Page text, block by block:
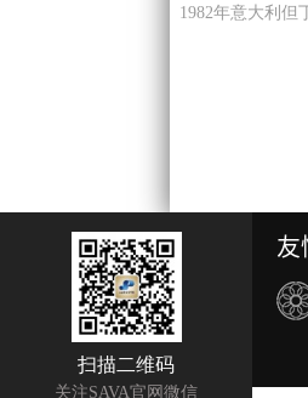
1982年意大利但
扫描二维码
关注SAVA官网微信
友